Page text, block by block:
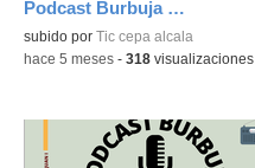
Podcast Burbuja Episodio #24
subido por Tic cepa alcala
-hace 5 meses - 318 visualizaciones